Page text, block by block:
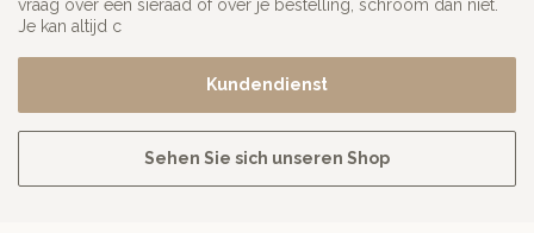
vraag over een sieraad of over je bestelling, schroom dan niet.
Je kan altijd c
Kundendienst
Sehen Sie sich unseren Shop